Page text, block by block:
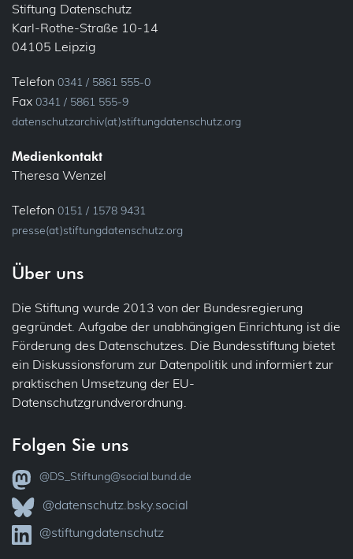
Stiftung Datenschutz
Karl-Rothe-Straße 10-14
04105 Leipzig
Telefon 0341 / 5861 555-0
Fax 0341 / 5861 555-9
datenschutzarchiv(at)stiftungdatenschutz.org
Medienkontakt
Theresa Wenzel
Telefon 0151 / 1578 9431
presse(at)stiftungdatenschutz.org
Über uns
Die Stiftung wurde 2013 von der Bundesregierung
gegründet. Aufgabe der unabhängigen Einrichtung ist die
Förderung des Datenschutzes. Die Bundesstiftung bietet
ein Diskussionsforum zur Datenpolitik und informiert zur
praktischen Umsetzung der EU-
Datenschutzgrundverordnung.
Folgen Sie uns
@DS_Stiftung@social.bund.de
@datenschutz.bsky.social
@stiftungdatenschutz